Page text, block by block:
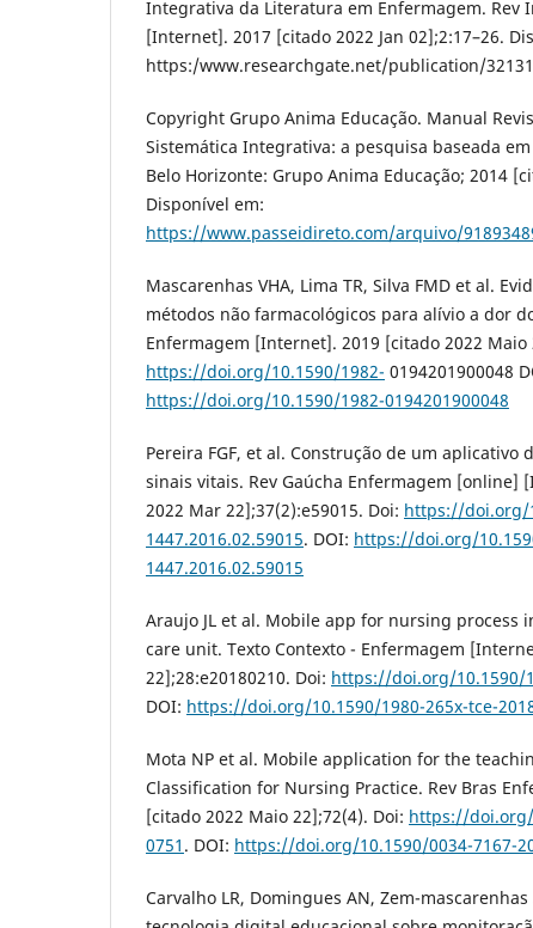
Integrativa da Literatura em Enfermagem. Rev
[Internet]. 2017 [citado 2022 Jan 02];2:17–26.
https:/www.researchgate.net/publication/
Copyright Grupo Anima Educação. Manual
Sistemática Integrativa: a pesquisa baseada
Belo Horizonte: Grupo Anima Educação; 2014
Disponível em:
https://www.passeidireto.com/arquivo/
Mascarenhas VHA, Lima TR, Silva FMD et al.
métodos não farmacológicos para alívio a dor
Enfermagem [Internet]. 2019 [citado 2022 Maio
https://doi.org/10.1590/1982- 0194201900048
https://doi.org/10.1590/1982-0194201900048
Pereira FGF, et al. Construção de um aplicativo
sinais vitais. Rev Gaúcha Enfermagem [online]
2022 Mar 22];37(2):e59015. Doi: https://doi.org/
1447.2016.02.59015. DOI: https://doi.org/
1447.2016.02.59015
Araujo JL et al. Mobile app for nursing process
care unit. Texto Contexto - Enfermagem
22];28:e20180210. Doi: https://doi.org/10.1590/
DOI: https://doi.org/10.1590/1980-265x-tce-
Mota NP et al. Mobile application for the
Classification for Nursing Practice. Rev Bras
[citado 2022 Maio 22];72(4). Doi: https://doi.org/
0751 . DOI: https://doi.org/10.1590/0034-7167-
Carvalho LR, Domingues AN, Zem-